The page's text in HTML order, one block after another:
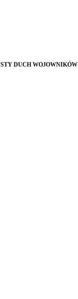
DUCH WOJOWNIKÓW